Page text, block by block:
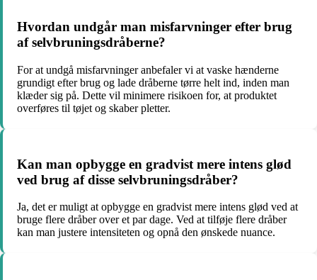
Hvordan undgår man misfarvninger efter brug
af selvbruningsdråberne?
For at undgå misfarvninger anbefaler vi at vaske hænderne
grundigt efter brug og lade dråberne tørre helt ind, inden man
klæder sig på. Dette vil minimere risikoen for, at produktet
overføres til tøjet og skaber pletter.
Kan man opbygge en gradvist mere intens glød
ved brug af disse selvbruningsdråber?
Ja, det er muligt at opbygge en gradvist mere intens glød ved at
bruge flere dråber over et par dage. Ved at tilføje flere dråber
kan man justere intensiteten og opnå den ønskede nuance.